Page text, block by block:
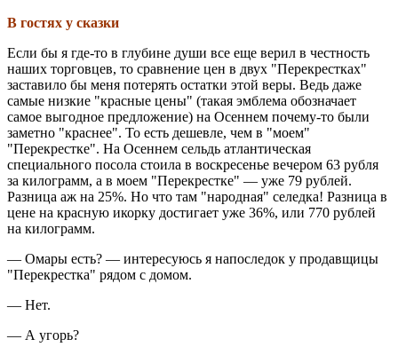
В гостях у сказки
Если бы я где-то в глубине души все еще верил в честность
наших торговцев, то сравнение цен в двух "Перекрестках"
заставило бы меня потерять остатки этой веры. Ведь даже
самые низкие "красные цены" (такая эмблема обозначает
самое выгодное предложение) на Осеннем почему-то были
заметно "краснее". То есть дешевле, чем в "моем"
"Перекрестке". На Осеннем сельдь атлантическая
специального посола стоила в воскресенье вечером 63 рубля
за килограмм, а в моем "Перекрестке" — уже 79 рублей.
Разница аж на 25%. Но что там "народная" селедка! Разница в
цене на красную икорку достигает уже 36%, или 770 рублей
на килограмм.
— Омары есть? — интересуюсь я напоследок у продавщицы
"Перекрестка" рядом с домом.
— Нет.
— А угорь?